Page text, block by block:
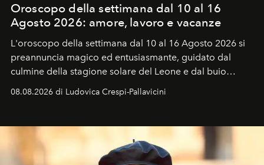
Oroscopo della settimana dal 10 al 16
Agosto 2026: amore, lavoro e vacanze
L'oroscopo della settimana dal 10 al 16 Agosto 2026 si
preannuncia magico ed entusiasmante, guidato dal
culmine della stagione solare del Leone e dal buio
ideale per la notte delle Perseidi.
08.08.2026 di Ludovica Crespi-Pallavicini